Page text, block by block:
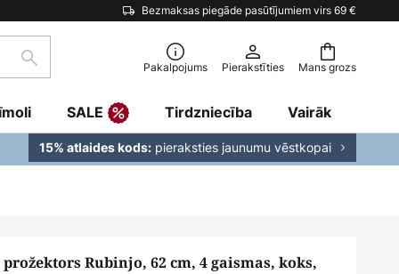
Bezmaksas piegāde pasūtījumiem virs 69 €
Mans grozs
Meklēšana Pakalpojums Pierakstīties
SALE Tirdzniecība Vairāk
15% atlaides kods: pieraksties jaunumu vēstkopai
Rubinjo, 62 cm, 4 gaismas, koks,